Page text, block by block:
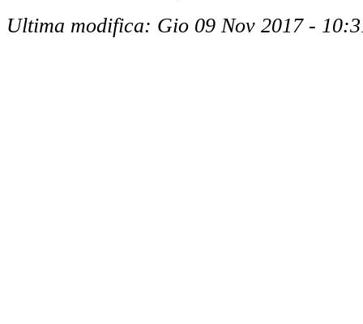
Ultima modifica: Gio 09 Nov 2017 -